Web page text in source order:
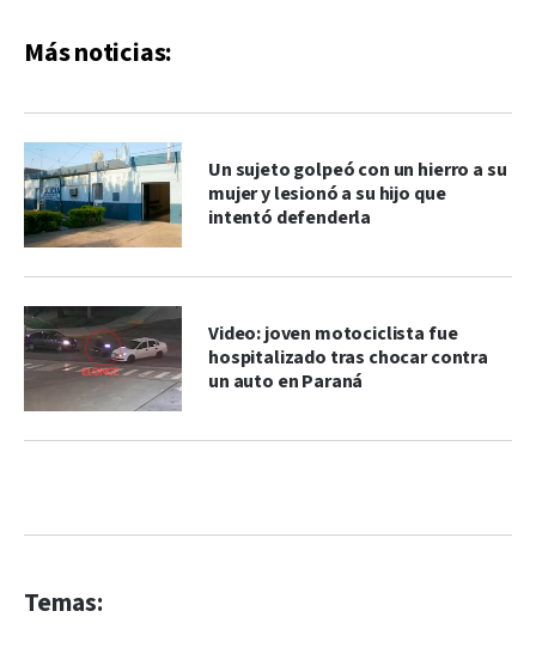
Más noticias:
Un sujeto golpeó con un hierro a su
mujer y lesionó a su hijo que
intentó defenderla
Video: joven motociclista fue
hospitalizado tras chocar contra
un auto en Paraná
Temas: